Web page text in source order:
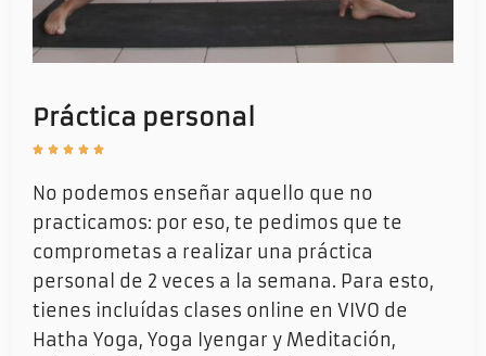
Práctica personal​
    
No podemos enseñar aquello que no
practicamos: por eso, te pedimos que te
comprometas a realizar una práctica
personal de 2 veces a la semana. Para esto,
tienes incluídas clases online en VIVO de
Hatha Yoga, Yoga Iyengar y Meditación,